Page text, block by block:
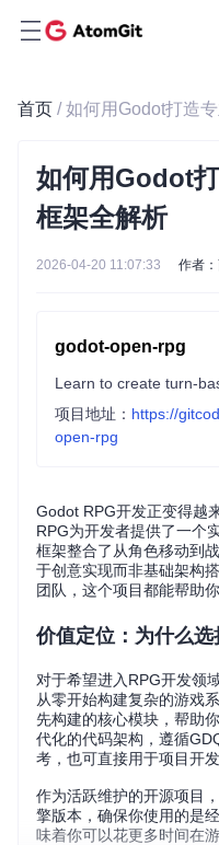
首页 / 如何用Godot打造
如何用Godot
框架全解析
2026-04-20 11:07:33 作者
godot-open-rpg
项目地址： https://
open-rpg
Godot RPG开发正变得越
RPG为开发者提供了一个
框架整合了从角色移动到
于创意实现而非基础架构
团队，这个项目都能帮助
价值定位：为什么选
对于希望进入RPG开发领
从零开始构建复杂的游戏
先构建的核心模块，帮助
代化的代码架构，遵循
考，也可直接用于项目开发
作为活跃维护的开源项目
擎版本，确保你使用的是
味着你可以花更多时间在